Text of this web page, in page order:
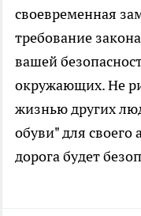
своевременная
требование
вашей
окружающих. Не
жизнью других
обуви" для своего
дорога будет